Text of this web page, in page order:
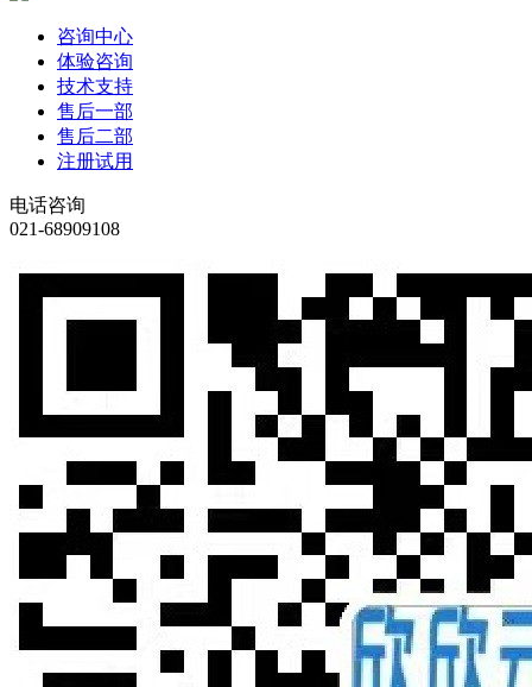
咨询中心
体验咨询
技术支持
售后一部
售后二部
注册试用
电话咨询
021-68909108